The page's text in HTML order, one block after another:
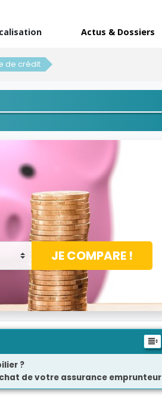
Actus & Dossiers
de crédit
JE COMPARE !
?
de votre assurance emprunteur